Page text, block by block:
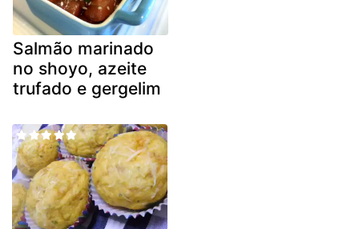
Salmão marinado
no shoyo, azeite
trufado e gergelim